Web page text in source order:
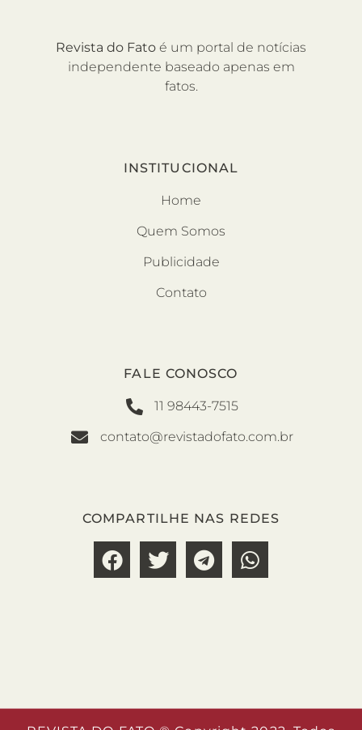
Revista do Fato é um portal de notícias
independente baseado apenas em
fatos.
INSTITUCIONAL
Home
Quem Somos
Publicidade
Contato
FALE CONOSCO
11 98443-7515
contato@revistadofato.com.br
COMPARTILHE NAS REDES